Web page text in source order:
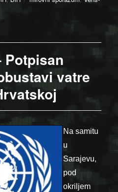
Potpisan
vatre
Na samitu
u
Sarajevu,
pod
okriljem